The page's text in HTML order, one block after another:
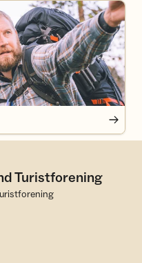
Turistforening